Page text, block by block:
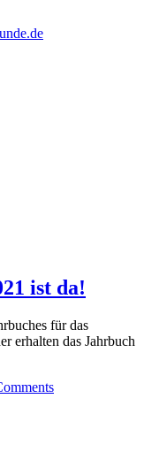
ist da!
für das
erhalten das Jahrbuch